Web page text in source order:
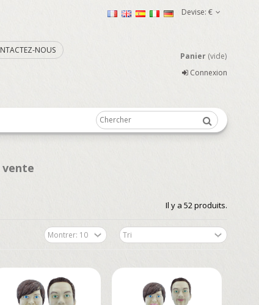
Devise: €
NOUS
Panier (vide)
Connexion
vente
Il y a 52 produits.